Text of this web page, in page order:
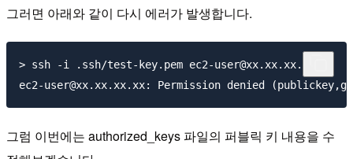
그러면 아래와 같이 다시 에러가 발생합니다.
> ssh -i .ssh/test-key.pem ec2-user@xx.xx.xx.xx
그럼 이번에는 authorized_keys 파일의 퍼블릭 키 내용을 수